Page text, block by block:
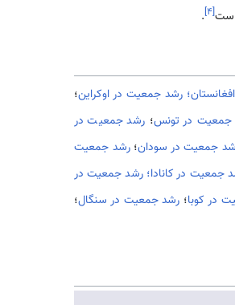
[۴]
.
رشد جمعیت در اوکراین؛
جمعیت در تونس؛ رشد جمعیت در
جمعیت در سودان؛رشد جمعیت
جمعیت در کانادا؛ رشد جمعیت در
در کوبا؛ رشد جمعیت در سنگال؛